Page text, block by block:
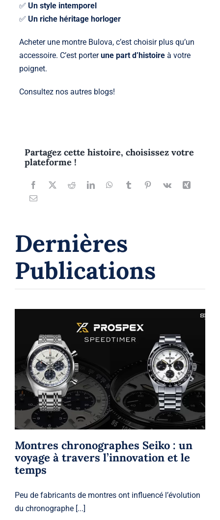
✅ Un style intemporel
✅ Un riche héritage horloger
Acheter une montre Bulova, c’est choisir plus qu’un
accessoire. C’est porterune part d’histoireà votre
poignet.
Consultez nos autres blogs!
Partagez cette histoire, choisissez votre
plateforme !
Dernières
Publications
Montres chronographes Seiko : un
voyage à travers l’innovation et le
temps
Seiko Seiko
Montres chronographes Seiko : un
voyage à travers l’innovation et le
temps
Peu de fabricants de montres ont influencé l’évolution
du chronographe [...]